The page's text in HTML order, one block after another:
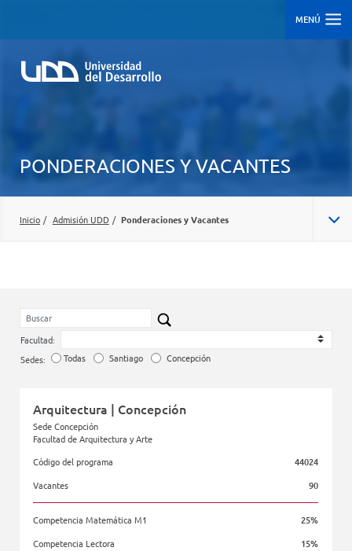
MENÚ
PONDERACIONES Y VACANTES
Inicio / Admisión UDD / Ponderaciones y Vacantes
CARRERAS
PROGRAMA DE LIDERAZGO
ARANCELES
Facultad:
Sedes:
Todas Santiago Concepción
Arquitectura | Concepción
Sede Concepción
Facultad de Arquitectura y Arte
Código del programa
44024
Vacantes 90
Competencia Matemática M1 25%
Competencia Lectora 15%